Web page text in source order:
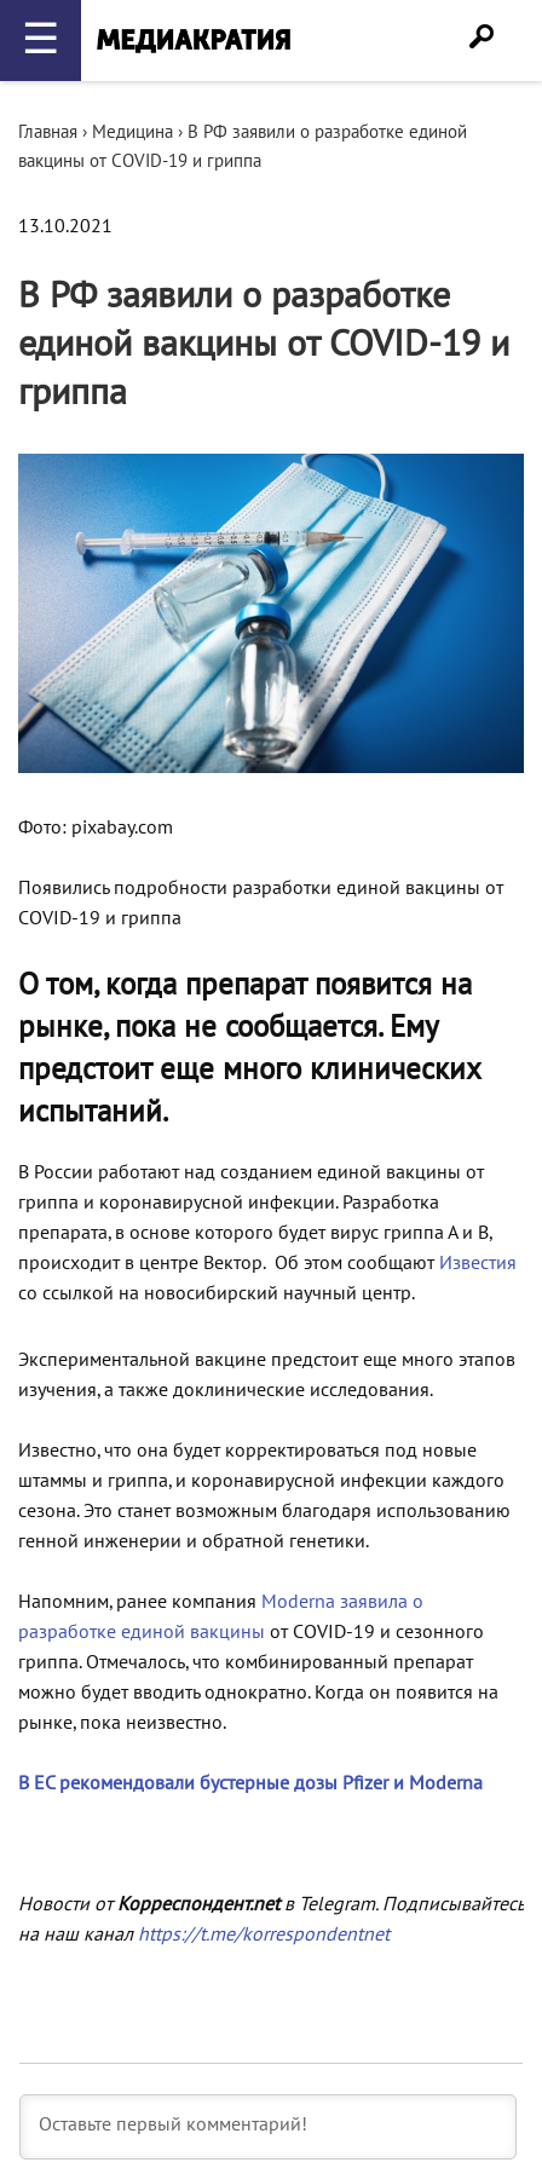
☰
Главная › Медицина › В РФ заявили о разработке единой
вакцины от COVID-19 и гриппа
13.10.2021
В РФ заявили о разработке
единой вакцины от COVID-19 и
гриппа
Фото: pixabay.com
Появились подробности разработки единой вакцины от
COVID-19 и гриппа
О том, когда препарат появится на
рынке, пока не сообщается. Ему
предстоит еще много клинических
испытаний.
В России работают над созданием единой вакцины от
гриппа и коронавирусной инфекции. Разработка
препарата, в основе которого будет вирус гриппа А и В,
происходит в центре Вектор. Об этом сообщают Известия
со ссылкой на новосибирский научный центр.
Экспериментальной вакцине предстоит еще много этапов
изучения, а также доклинические исследования.
Известно, что она будет корректироваться под новые
штаммы и гриппа, и коронавирусной инфекции каждого
сезона. Это станет возможным благодаря использованию
генной инженерии и обратной генетики.
Напомним, ранее компания Moderna заявила о
разработке единой вакцины от COVID-19 и сезонного
гриппа. Отмечалось, что комбинированный препарат
можно будет вводить однократно. Когда он появится на
рынке, пока неизвестно.
В ЕС рекомендовали бустерные дозы Pfizer и Moderna
Новости отКорреспондент.netв Telegram. Подписывайтесь
на наш канал https://t.me/korrespondentnet